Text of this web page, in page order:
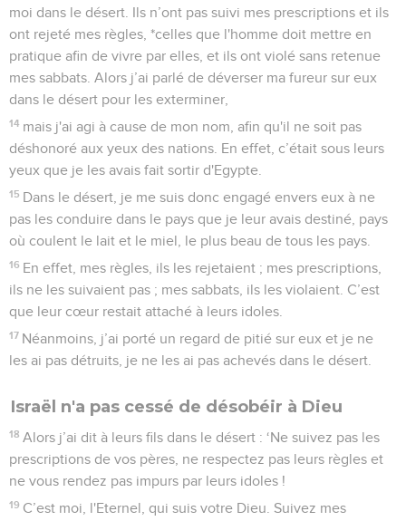
moi dans le désert. Ils n’ont pas suivi mes prescriptions et ils
ont rejeté mes règles, *celles que l'homme doit mettre en
pratique afin de vivre par elles, et ils ont violé sans retenue
mes sabbats. Alors j’ai parlé de déverser ma fureur sur eux
dans le désert pour les exterminer,
14 mais j'ai agi à cause de mon nom, afin qu'il ne soit pas
déshonoré aux yeux des nations. En effet, c’était sous leurs
yeux que je les avais fait sortir d'Egypte.
15 Dans le désert, je me suis donc engagé envers eux à ne
pas les conduire dans le pays que je leur avais destiné, pays
où coulent le lait et le miel, le plus beau de tous les pays.
16 En effet, mes règles, ils les rejetaient ; mes prescriptions,
ils ne les suivaient pas ; mes sabbats, ils les violaient. C’est
que leur cœur restait attaché à leurs idoles.
17 Néanmoins, j’ai porté un regard de pitié sur eux et je ne
les ai pas détruits, je ne les ai pas achevés dans le désert.
Israël n'a pas cessé de désobéir à Dieu
18 Alors j’ai dit à leurs fils dans le désert : ‘Ne suivez pas les
prescriptions de vos pères, ne respectez pas leurs règles et
ne vous rendez pas impurs par leurs idoles !
19 C’est moi, l'Eternel, qui suis votre Dieu. Suivez mes